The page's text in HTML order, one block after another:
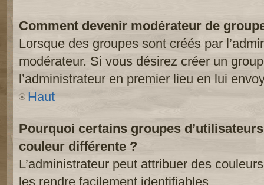
Comment devenir modérateur de
Lorsque des groupes sont créés par
modérateur. Si vous désirez créer un
l’administrateur en premier lieu en lui
Haut
Pourquoi certains groupes
couleur différente ?
L’administrateur peut attribuer des
les rendre facilement identifiables.